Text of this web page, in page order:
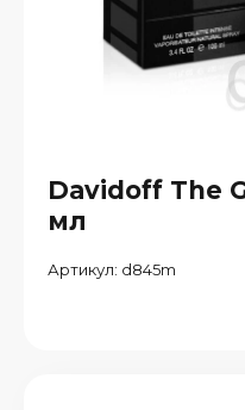
Davidoff The
мл
Артикул: d845m